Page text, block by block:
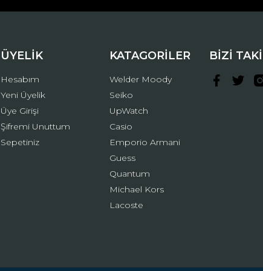
Gönder
ÜYELİK
Hesabım
Yeni Üyelik
Üye Girişi
Şifremi Unuttum
Sepetiniz
KATAGORİLER
Welder Moody
Seiko
UpWatch
Casio
Emporio Armani
Guess
Quantum
Michael Kors
Lacoste
BİZİ